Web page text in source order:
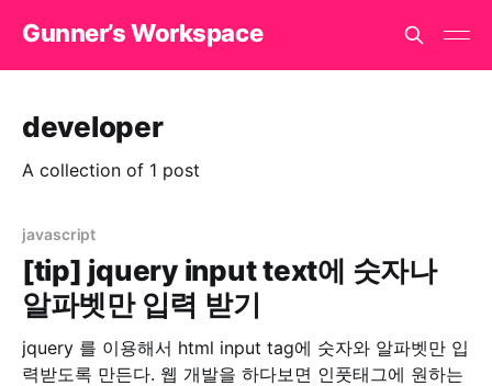
Gunner’s Workspace
developer
A collection of 1 post
javascript
[tip] jquery input text에 숫자나
알파벳만 입력 받기
jquery 를 이용해서 html input tag에 숫자와 알파벳만 입
력받도록 만든다. 웹 개발을 하다보면 인풋태그에 원하는